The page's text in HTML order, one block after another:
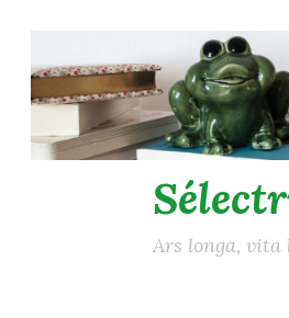
au
contenu
principal
Ars longa, vita